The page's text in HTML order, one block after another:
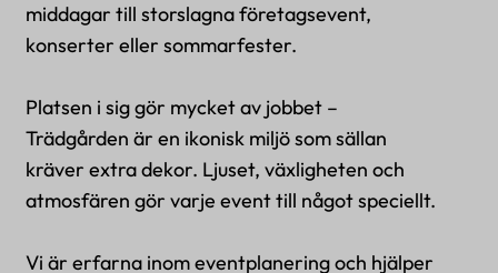
middagar till storslagna företagsevent,
konserter eller sommarfester.
Platsen i sig gör mycket av jobbet –
Trädgården är en ikonisk miljö som sällan
kräver extra dekor. Ljuset, växligheten och
atmosfären gör varje event till något speciellt.
Vi är erfarna inom eventplanering och hjälper